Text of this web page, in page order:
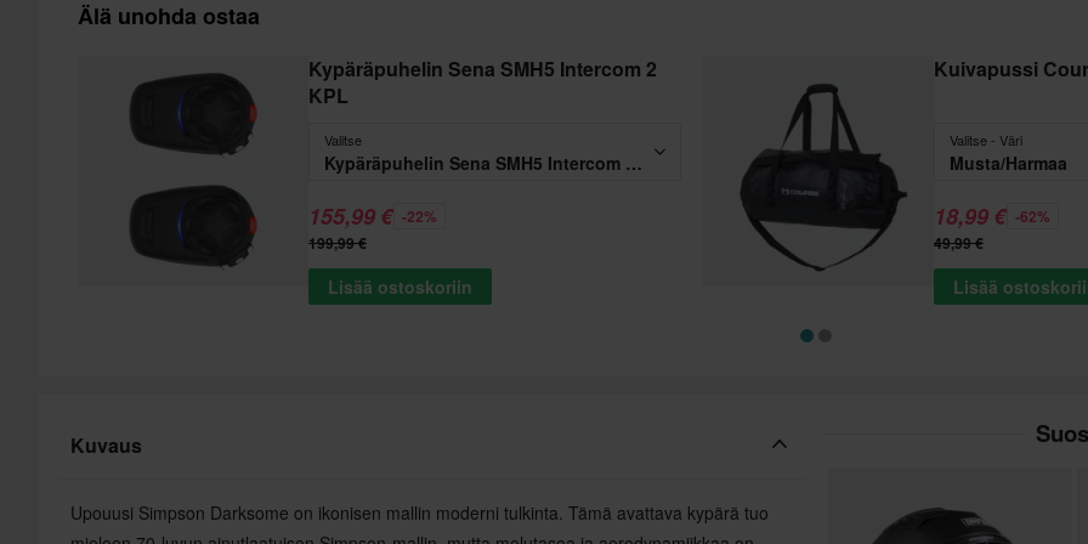
Älä unohda ostaa
Kypäräpuhelin Sena SMH5 Intercom 2
KPL
Valitse
Kypäräpuhelin Sena SMH5 Intercom 2 KPL
155,99 € -22%
199,99 €
Lisää ostoskoriin
Kuivapussi
Valitse - Väri
Musta/Harmaa
18,99 € -62%
49,99 €
Lisää
Kuvaus
Upouusi Simpson Darksome on ikonisen mallin moderni tulkinta. Tämä avattava kypärä tuo